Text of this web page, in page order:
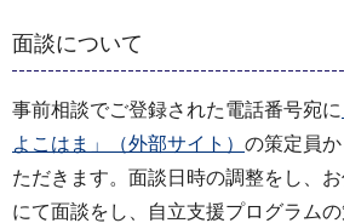
面談について
事前相談でご登録された電話番号宛に
よこはま」（外部サイト） の策定員
ただきます。面談日時の調整をし、
にて面談をし、自立支援プログラム